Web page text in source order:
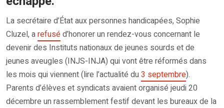
La secrétaire d’État aux personnes handicapées, Sophie
Cluzel, arefuséd’honorer un rendez-vous concernant le
devenir des Instituts nationaux de jeunes sourds et de
jeunes aveugles (INJS-INJA) qui vont être réformés dans
les mois qui viennent (lire l’actualité du3 septembre).
Parents d’élèves et syndicats avaient organisé jeudi 20
décembre un rassemblement festif devant les bureaux de la